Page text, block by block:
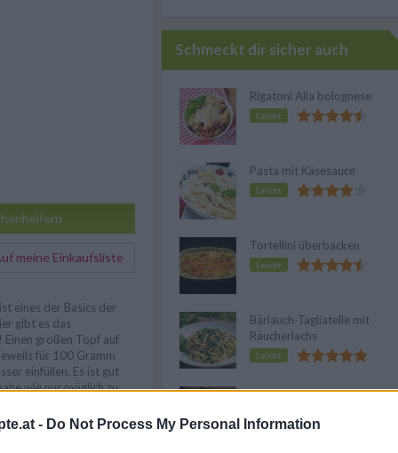
- Do Not Process My Personal Information
meine Einkaufsliste
ist eines der Basics der
gibt es das
Einen großen Topf auf
für 100 Gramm
einfüllen. Es ist gut
wie nur möglich zu
einer kräftigen Prise Salz
Schmeckt dir sicher auch
Rigatoni Alla bolognese
Leicht
Pasta mit Käsesauce
Leicht
Tortellini überbacken
Leicht
Bärlauch-Tagliatelle mit
Räucherlachs
Leicht
Frischkäse Ravioli